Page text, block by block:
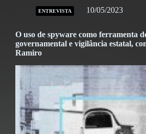
ENTREVISTA 10/05/2023
O uso de spyware como ferramenta
governamental e vigilância estatal,
Ramiro